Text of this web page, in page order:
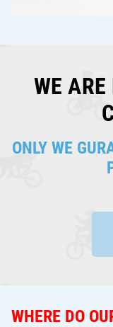
WE
ONLY WE
WHERE DO